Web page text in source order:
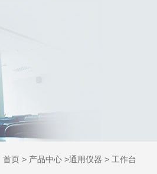
首页 > 产品中心 >通用仪器 > 工作台